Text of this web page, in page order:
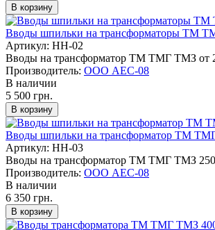
Вводы шпильки на трансформаторы ТМ
Артикул: НН-02
Вводы на трансформатор ТМ ТМГ ТМЗ от
Производитель: ООО АЕС-08
В наличии
5 500 грн.
Вводы шпильки на трансформатор ТМ
Артикул: НН-03
Вводы на трансформатор ТМ ТМГ ТМЗ 250
Производитель: ООО АЕС-08
В наличии
6 350 грн.